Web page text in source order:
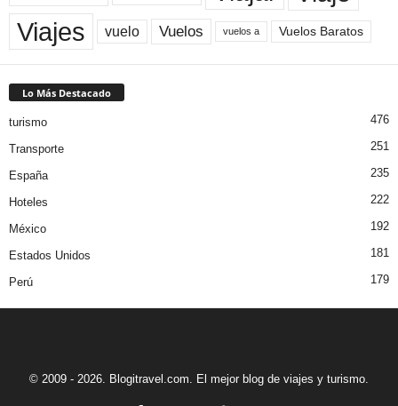
Viajes vuelo Vuelos vuelos a Vuelos Baratos
Lo Más Destacado
turismo 476
Transporte 251
España 235
Hoteles 222
México 192
Estados Unidos 181
Perú 179
© 2009 - 2026. Blogitravel.com. El mejor blog de viajes y turismo.